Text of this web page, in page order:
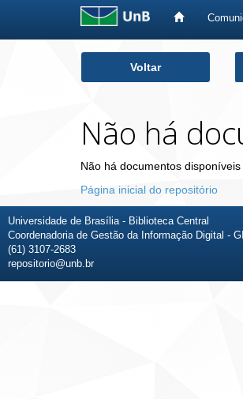
Voltar
Não há
Não há documentos
Página inicial do repositório
Universidade de Brasília - Biblioteca Central
Coordenadoria de Gestão da Informação Digital -
(61) 3107-2683
repositorio@unb.br